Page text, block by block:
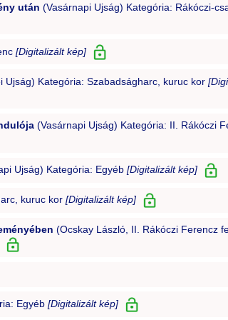
után (Vasárnapi Ujság) Kategória: Rákóczi-
[Digitalizált kép]
Ujság) Kategória: Szabadságharc, kuruc kor
(Vasárnapi Ujság) Kategória: II. Rákóczi
Ujság) Kategória: Egyéb [Digitalizált kép]
kuruc kor [Digitalizált kép]
(Ocskay László, II. Rákóczi Ferencz
Egyéb [Digitalizált kép]